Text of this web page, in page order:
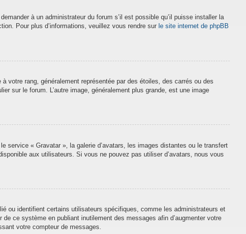
à un administrateur du forum s’il est possible qu’il puisse installer la
Pour plus d’informations, veuillez vous rendre sur le site internet de phpBB
votre rang, généralement représentée par des étoiles, des carrés ou des
sur le forum. L’autre image, généralement plus grande, est une image
service « Gravatar », la galerie d’avatars, les images distantes ou le transfert
aux utilisateurs. Si vous ne pouvez pas utiliser d’avatars, nous vous
ou identifient certains utilisateurs spécifiques, comme les administrateurs et
ce système en publiant inutilement des messages afin d’augmenter votre
votre compteur de messages.